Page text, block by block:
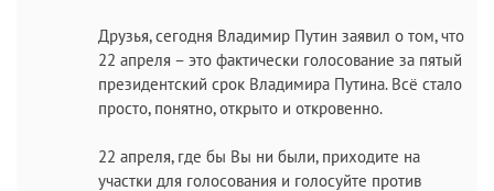
Друзья, сегодня Владимир Путин заявил о том, что
22 апреля – это фактически голосование за пятый
президентский срок Владимира Путина. Всё стало
просто, понятно, открыто и откровенно.
22 апреля, где бы Вы ни были, приходите на
участки для голосования и голосуйте против